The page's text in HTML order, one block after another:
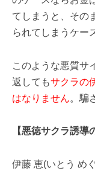
てしまうと、その
られてしまうケー
このような悪質サ
返してもサクラの
はなりません。騙
【悪徳サクラ誘導
伊藤 恵(いとう め